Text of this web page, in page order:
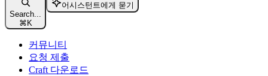
Search...
⌘ K
어시스턴트에게 묻기
커뮤니티
요청 제출
Craft 다운로드